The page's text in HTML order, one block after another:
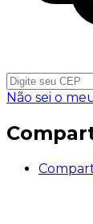
Não sei o